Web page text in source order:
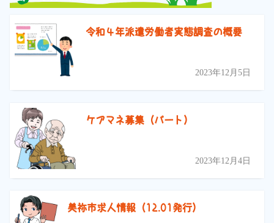
令和４年派遣労働者実態調査の概要
2023年12月5日
ケアマネ募集（パート）
2023年12月4日
美祢市求人情報（12.01発行）